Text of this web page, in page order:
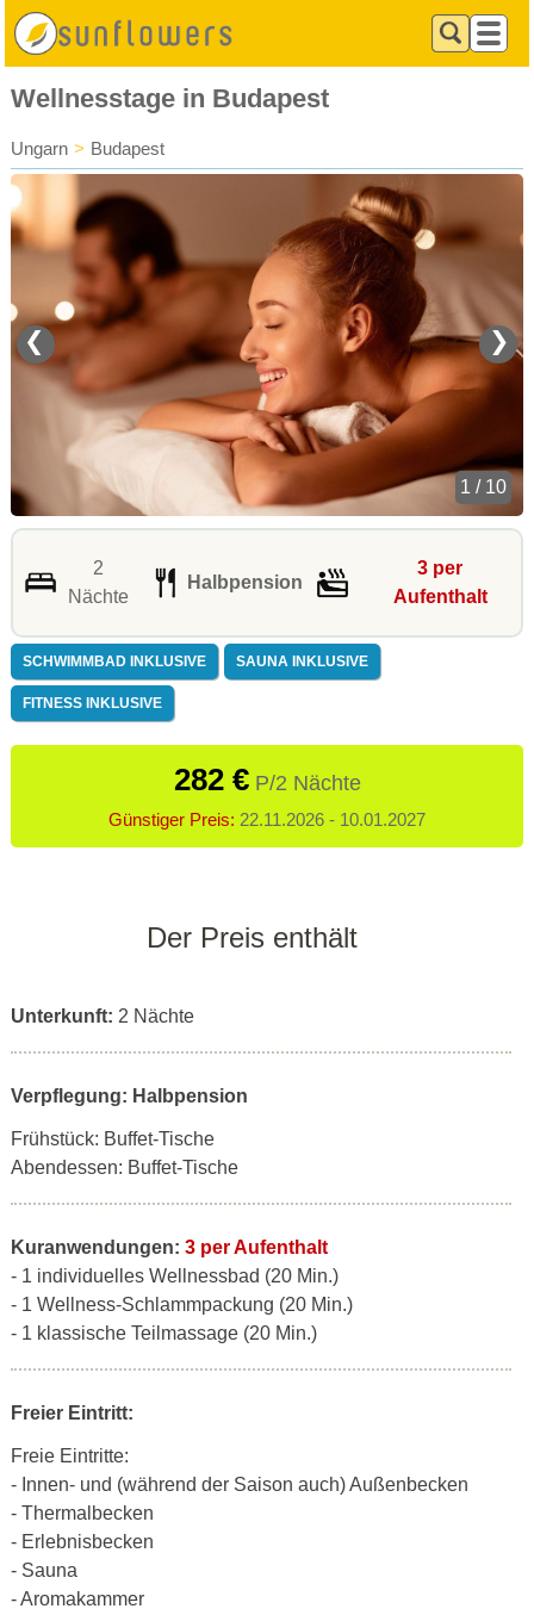
Wellnesstage in Budapest
Ungarn > Budapest
❮ ❯
1 / 10
2
Nächte
Halbpension
3 per
Aufenthalt
SCHWIMMBAD INKLUSIVE SAUNA INKLUSIVE
FITNESS INKLUSIVE
282 €P/2 Nächte
Günstiger Preis: 22.11.2026 - 10.01.2027
Der Preis enthält
Unterkunft: 2 Nächte
Verpflegung: Halbpension
Frühstück: Buffet-Tische
Abendessen: Buffet-Tische
Kuranwendungen: 3 per Aufenthalt
- 1 individuelles Wellnessbad (20 Min.)
- 1 Wellness-Schlammpackung (20 Min.)
- 1 klassische Teilmassage (20 Min.)
Freier Eintritt:
Freie Eintritte:
- Innen- und (während der Saison auch) Außenbecken
- Thermalbecken
- Erlebnisbecken
- Sauna
- Aromakammer